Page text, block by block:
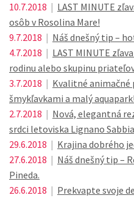
10.7.2018 | LAST MINUTE
osôb v Rosolina Mare!
9.7.2018 | Náš dnešný tip –
4.7.2018 | LAST MINUTE
rodinu alebo skupinu
3.7.2018 | Kvalitné animačné
šmykľavkami a malý aquapark!
2.7.2018 | Nová, elegantná
srdci letoviska Lignano
29.6.2018 | Krajina dobrého
27.6.2018 | Náš dnešný tip –
Pineda.
26.6.2018 | Prekvapte svoje